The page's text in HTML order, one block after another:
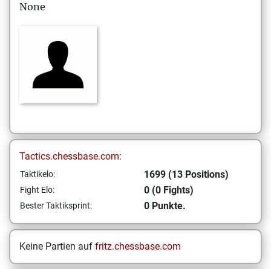
None
Tactics.chessbase.com:
Taktikelo: 1699 (13 Positions)
Fight Elo: 0 (0 Fights)
Bester Taktiksprint: 0 Punkte.
Keine Partien auf fritz.chessbase.com